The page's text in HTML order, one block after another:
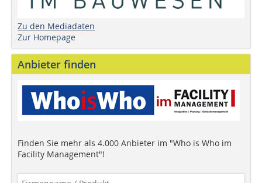
Zu den Mediadaten
Zur Homepage
Anbieter finden
Finden Sie mehr als 4.000 Anbieter im "Who is Who im
Facility Management"!